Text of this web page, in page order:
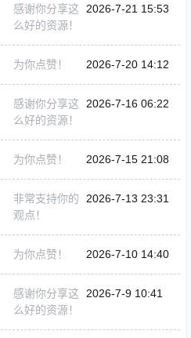
感谢你分享这
么好的资源！
2026-7-21 15:53
为你点赞！ 2026-7-20 14:12
感谢你分享这
么好的资源！
2026-7-16 06:22
为你点赞！ 2026-7-15 21:08
非常支持你的
观点！
2026-7-13 23:31
为你点赞！ 2026-7-10 14:40
感谢你分享这
么好的资源！
2026-7-9 10:41